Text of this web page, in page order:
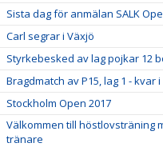
Sista dag för anmälan SALK
Carl segrar i Växjö
Styrkebesked av lag pojkar 12
Bragdmatch av P15, lag 1 - kvar
Stockholm Open 2017
Välkommen till höstlovsträning
tränare